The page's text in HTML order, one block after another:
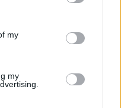
its third-party tags to
in below Google
my
my
Martin
a bokszutcában